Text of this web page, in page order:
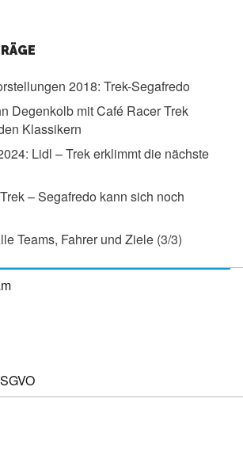
2018: Trek-Segafredo
Degenkolb mit Café Racer Trek
Klassikern
Lidl – Trek erklimmt die nächste
Trek – Segafredo kann sich noch
Teams, Fahrer und Ziele (3/3)